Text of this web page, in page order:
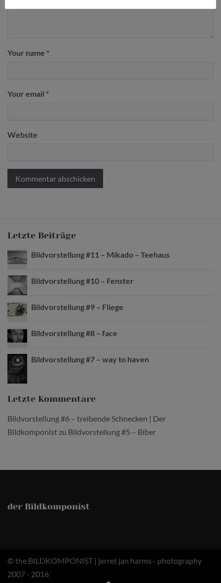
Your name *
Your email *
Website
Letzte Beiträge
Bildvorstellung #11 – Mikado – Teehaus
Bildvorstellung #10 – Fenster
Bildvorstellung #9 – Fliege
Bildvorstellung #8 – face
Bildvorstellung #7 – way to haven
Letzte Kommentare
Bildvorstellung #6 – treibende Schnecken | Der
Bildkomponist zu Bildvorstellung #5 – Biber
der Bildkomponist
© the BILDKOMPONIST | jerret jan harms - photography
2007 - 2016